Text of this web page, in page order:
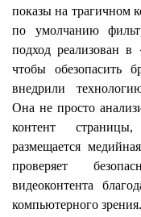
показы на трагичном
по умолчанию
подход реализован в
чтобы обезопасить
внедрили
Она не просто
контент
размещается
проверяет
видеоконтента
компьютерного зрения.